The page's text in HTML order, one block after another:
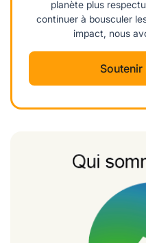
planète plus
continuer à bousculer
impact, nous
Soutenir